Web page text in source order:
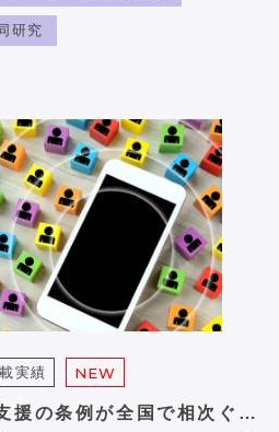
研究
実績 NEW
援の条例が全国で相次ぐ…